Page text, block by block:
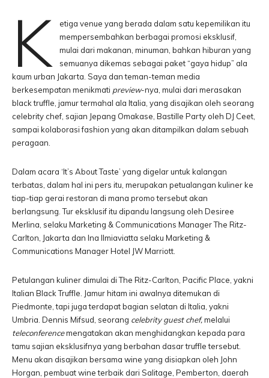
K
etiga venue yang berada dalam satu kepemilikan itu
mempersembahkan berbagai promosi eksklusif,
mulai dari makanan, minuman, bahkan hiburan yang
semuanya dikemas sebagai paket “gaya hidup” ala
kaum urban Jakarta. Saya dan teman-teman media
berkesempatan menikmati preview-nya, mulai dari merasakan
black truffle, jamur termahal ala Italia, yang disajikan oleh seorang
celebrity chef, sajian Jepang Omakase, Bastille Party oleh DJ Ceet,
sampai kolaborasi fashion yang akan ditampilkan dalam sebuah
peragaan.
Dalam acara ‘It’s About Taste’ yang digelar untuk kalangan
terbatas, dalam hal ini pers itu, merupakan petualangan kuliner ke
tiap-tiap gerai restoran di mana promo tersebut akan
berlangsung. Tur eksklusif itu dipandu langsung oleh Desiree
Merlina, selaku Marketing & Communications Manager The Ritz-
Carlton, Jakarta dan Ina Ilmiaviatta selaku Marketing &
Communications Manager Hotel JW Marriott.
Petulangan kuliner dimulai di The Ritz-Carlton, Pacific Place, yakni
Italian Black Truffle. Jamur hitam ini awalnya ditemukan di
Piedmonte, tapi juga terdapat bagian selatan di Italia, yakni
Umbria. Dennis Mifsud, seorang celebrity guest chef,melalui
teleconferencemengatakan akan menghidangkan kepada para
tamu sajian eksklusifnya yang berbahan dasar truffle tersebut.
Menu akan disajikan bersama wine yang disiapkan oleh John
Horgan, pembuat wine terbaik dari Salitage, Pemberton, daerah